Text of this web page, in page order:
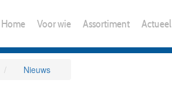
Home Voor wie Assortiment Actueel
Nieuws